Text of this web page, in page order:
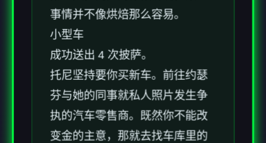
事情并不像烘焙那么容易。
小型车
成功送出 4 次披萨。
托尼坚持要你买新车。前往约瑟
芬与她的同事就私人照片发生争
执的汽车零售商。既然你不能改
变金的主意，那就去找车库里的